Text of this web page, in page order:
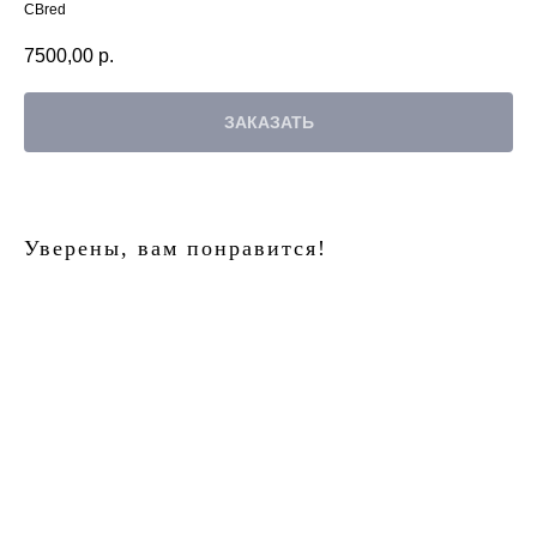
СВred
7500,00 р.
ЗАКАЗАТЬ
Уверены, вам понравится!